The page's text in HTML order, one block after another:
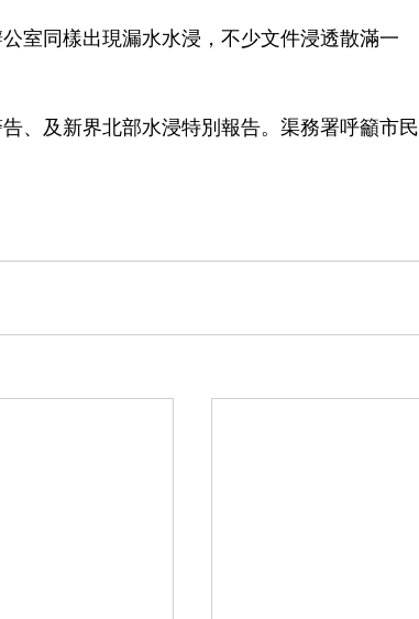
室同樣出現漏水水浸，不少文件浸透散滿一
、及新界北部水浸特別報告。渠務署呼籲市民